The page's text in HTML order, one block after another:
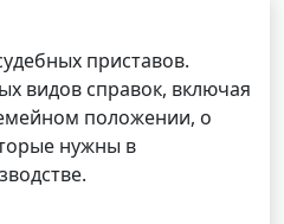
приставов.
видов справок, включая
положении, о
нужны в